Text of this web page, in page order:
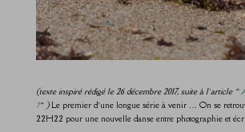
(texte inspiré rédigé le 26 décembre 2017, suite à l’article «
?« )Le premier d’une longue série à venir … On se
22H22 pour une nouvelle danse entre photographie et